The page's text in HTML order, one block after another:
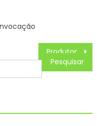
Produtores de ovinos e caprinos terão prazo de um ano para regularizar rebanhos junto a Iagro sem multas